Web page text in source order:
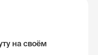
на своём